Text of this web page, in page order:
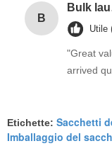
B
Utile
"Great
arrived
Etichette: Sacchetti
Imballaggio del